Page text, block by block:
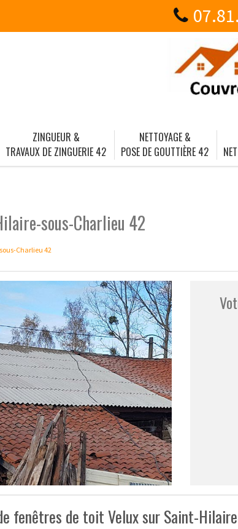
ZINGUEUR &
TRAVAUX DE ZINGUERIE 42
NETTOYAGE &
POSE DE GOUTTIÈRE 42
sous-Charlieu 42
Charlieu 42
fenêtres de toit Velux sur Saint-